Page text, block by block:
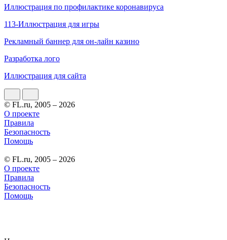
Иллюстрация по профилактике коронавируса
113-Иллюстрация для игры
Рекламный баннер для он-лайн казино
Разработка лого
Иллюстрация для сайта
© FL.ru, 2005 – 2026
О проекте
Правила
Безопасность
Помощь
© FL.ru, 2005 – 2026
О проекте
Правила
Безопасность
Помощь